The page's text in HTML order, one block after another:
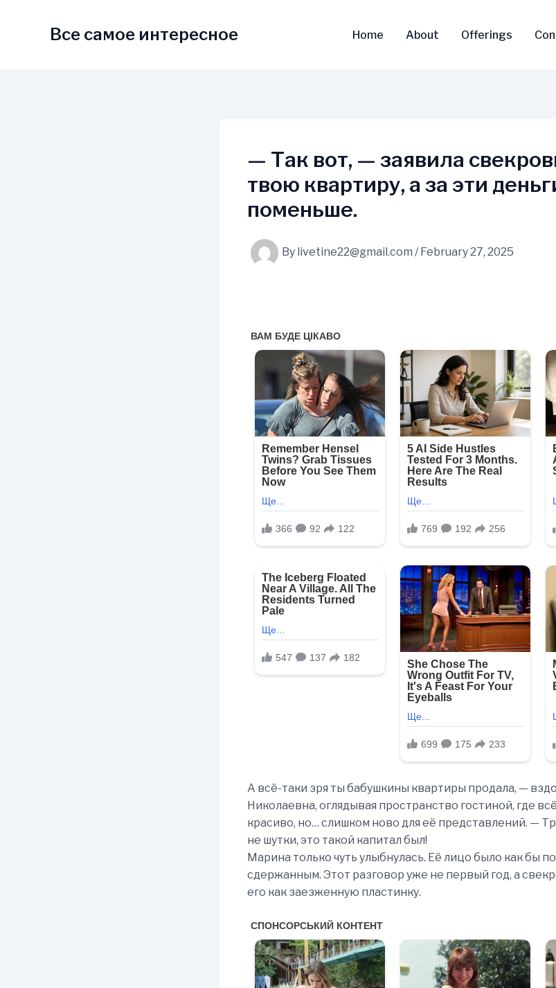
Все самое интересное Home About Offerings
— Так вот, — заявила
твою квартиру, а за эти
поменьше.
By livetine22@gmail.com / February 27, 2025
А всё-таки зря ты бабушкины квартиры продала, —
Николаевна, оглядывая пространство гостиной, где
красиво, но… слишком ново для её представлений. —
не шутки, это такой капитал был!
Марина только чуть улыбнулась. Её лицо было как бы
сдержанным. Этот разговор уже не первый год, а
его как заезженную пластинку.